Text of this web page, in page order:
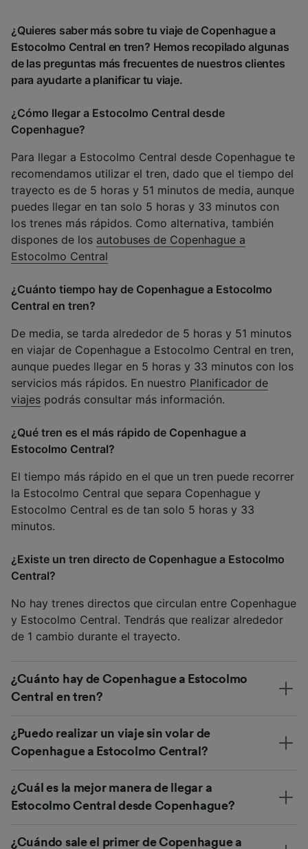
¿Quieres saber más sobre tu viaje de Copenhague a
Estocolmo Central en tren? Hemos recopilado algunas
de las preguntas más frecuentes de nuestros clientes
para ayudarte a planificar tu viaje.
¿Cómo llegar a Estocolmo Central desde
Copenhague?
Para llegar a Estocolmo Central desde Copenhague te
recomendamos utilizar el tren, dado que el tiempo del
trayecto es de 5 horas y 51 minutos de media, aunque
puedes llegar en tan solo 5 horas y 33 minutos con
los trenes más rápidos. Como alternativa, también
dispones de los autobuses de Copenhague a
Estocolmo Central
¿Cuánto tiempo hay de Copenhague a Estocolmo
Central en tren?
De media, se tarda alrededor de 5 horas y 51 minutos
en viajar de Copenhague a Estocolmo Central en tren,
aunque puedes llegar en 5 horas y 33 minutos con los
servicios más rápidos. En nuestro Planificador de
viajes podrás consultar más información.
¿Qué tren es el más rápido de Copenhague a
Estocolmo Central?
El tiempo más rápido en el que un tren puede recorrer
la Estocolmo Central que separa Copenhague y
Estocolmo Central es de tan solo 5 horas y 33
minutos.
¿Existe un tren directo de Copenhague a Estocolmo
Central?
No hay trenes directos que circulan entre Copenhague
y Estocolmo Central. Tendrás que realizar alrededor
de 1 cambio durante el trayecto.
¿Cuánto hay de Copenhague a Estocolmo
Central en tren?
¿Puedo realizar un viaje sin volar de
Copenhague a Estocolmo Central?
¿Cuál es la mejor manera de llegar a
Estocolmo Central desde Copenhague?
¿Cuándo sale el primer de Copenhague a